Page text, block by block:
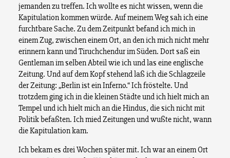
jemanden zu treffen. Ich wollte es nicht wissen, wenn die
Kapitulation kommen würde. Auf meinem Weg sah ich eine
furchtbare Sache. Zu dem Zeitpunkt befand ich mich in
einem Zug, zwischen einem Ort, an den ich mich nicht mehr
erinnern kann und Tiruchchendur im Süden. Dort saß ein
Gentleman im selben Abteil wie ich und las eine englische
Zeitung. Und auf dem Kopf stehend laß ich die Schlagzeile
der Zeitung: „Berlin ist ein Inferno.“ Ich fröstelte. Und
trotzdem ging ich in die kleinen Städte und ich hielt mich an
Tempel und ich hielt mich an die Hindus, die sich nicht mit
Politik befaßten. Ich mied Zeitungen und wußte nicht, wann
die Kapitulation kam.
Ich bekam es drei Wochen später mit. Ich war an einem Ort